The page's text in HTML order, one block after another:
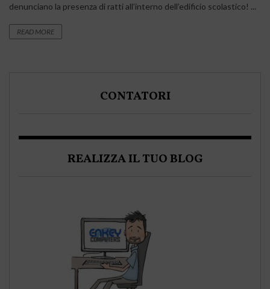
denunciano la presenza di ratti all’interno dell’edificio scolastico! ...
READ MORE
CONTATORI
REALIZZA IL TUO BLOG